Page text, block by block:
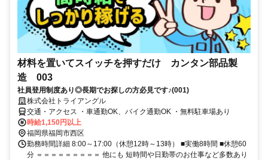
材料を置いてスイッチを押すだけ カンタン部品製
造 003
社員登用制度あり◎長期でお探しの方必見です♪(001)
株式会社トライアングル
交通・アクセス ・車通勤OK、バイク通勤OK ・無料駐車場あり
時給1,150円以上
福岡県福岡市西区
勤務時間詳細 8:00～17:00（休憩12時～13時） ■実働8時間 ■休憩60
分 ＝＝＝＝＝＝＝＝＝ 他にも 短時間や日勤帯のお仕事など多数あり